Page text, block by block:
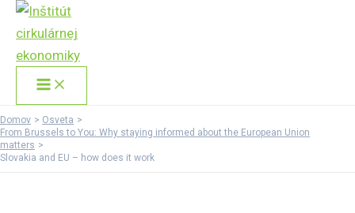
Preskočiť
obsah
Main
Menu
Domov
Osveta
From Brussels to You: Why staying informed about the European Union
matters
Slovakia and EU – how does it work